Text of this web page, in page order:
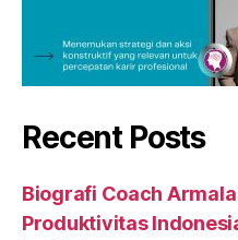
Recent Posts
Biografi Coach Armala
Produktivitas